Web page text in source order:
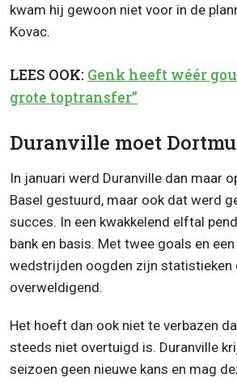
kwam hij gewoon niet voor in de
Kovac.
LEES OOK: Genk heeft wéér
grote toptransfer”
Duranville moet
In januari werd Duranville dan maar
Basel gestuurd, maar ook dat werd
succes. In een kwakkelend elftal
bank en basis. Met twee goals en
wedstrijden oogden zijn statistieken
overweldigend.
Het hoeft dan ook niet te verbazen
steeds niet overtuigd is. Duranville
seizoen geen nieuwe kans en mag